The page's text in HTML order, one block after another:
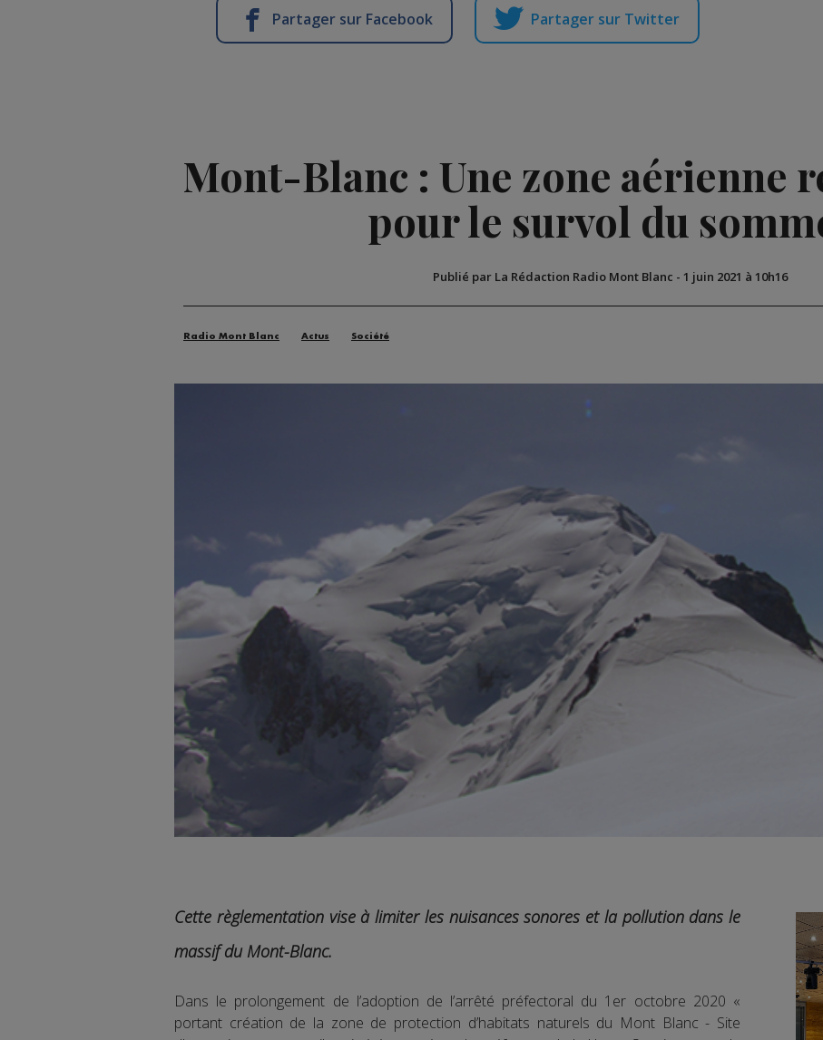
Partager sur Facebook Partager sur Twitter
Mont-Blanc : Une zone aérienne
pour le survol du
Publié par La Rédaction Radio Mont Blanc - 1 juin 2021 à 10h16
Radio Mont Blanc Actus Société
Cette règlementation vise à limiter les nuisances sonores et la pollution dans le
massif du Mont-Blanc.
Dans le prolongement de l’adoption de l’arrêté préfectoral du 1er octobre 2020 «
portant création de la zone de protection d’habitats naturels du Mont Blanc - Site